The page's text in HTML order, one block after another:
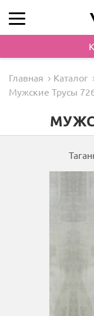
Главная Каталог
Мужские Трусы